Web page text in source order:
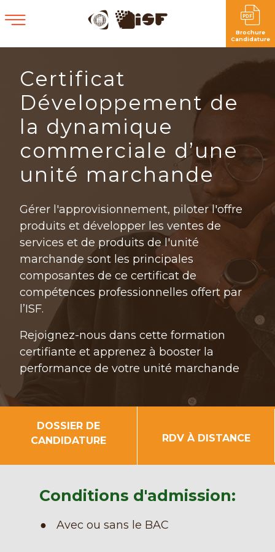
Certificat
Développement de
la dynamique
commerciale d’une
unité marchande
Gérer l'approvisionnement, piloter l'offre
produits et développer les ventes de
services et de produits de l'unité
marchande sont les principales
composantes de ce certificat de
compétences professionnelles offert par
l’ISF.
Rejoignez-nous dans cette formation
certifiante et apprenez à booster la
performance de votre unité marchande
DOSSIER DE
CANDIDATURE
RDV À DISTANCE
Conditions d'admission:
Avec ou sans le BAC
Brochure
Candidature